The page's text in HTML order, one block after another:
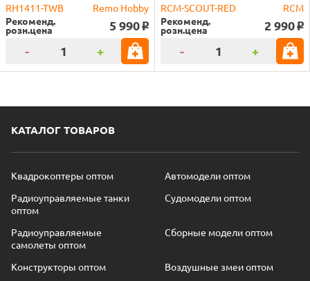
RH1411-TWB
Remo Hobby
Рекоменд.
розн.цена 5 990 o
- +
RCM-SCOUT-RED
RCM
Рекоменд.
розн.цена 2 990 o
- +
КАТАЛОГ ТОВАРОВ
Квадрокоптеры оптом
Автомодели оптом
Радиоуправляемые танки
оптом
Судомодели оптом
Радиоуправляемые
самолеты оптом
Сборные модели оптом
Конструкторы оптом
Воздушные змеи оптом